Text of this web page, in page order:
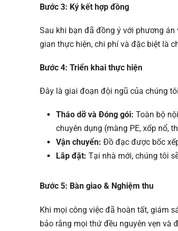
Bước 3: Ký kết hợp đồng
Sau khi bạn đã đồng ý với phương án
gian thực hiện, chi phí và đặc biệt là
Bước 4: Triển khai thực hiện
Đây là giai đoạn đội ngũ của chúng
Tháo dỡ và Đóng gói: Toàn bộ
chuyên dụng (màng PE, xốp nổ,
Vận chuyển: Đồ đạc được bốc
Lắp đặt: Tại nhà mới, chúng tôi
Bước 5: Bàn giao & Nghiệm thu
Khi mọi công việc đã hoàn tất, giám
bảo rằng mọi thứ đều nguyên vẹn và